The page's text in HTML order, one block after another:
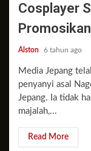
Cosplayer
Alston 6 tahun ago
Media Jepang
penyanyi asal
Jepang. Ia tidak
majalah,...
Read More